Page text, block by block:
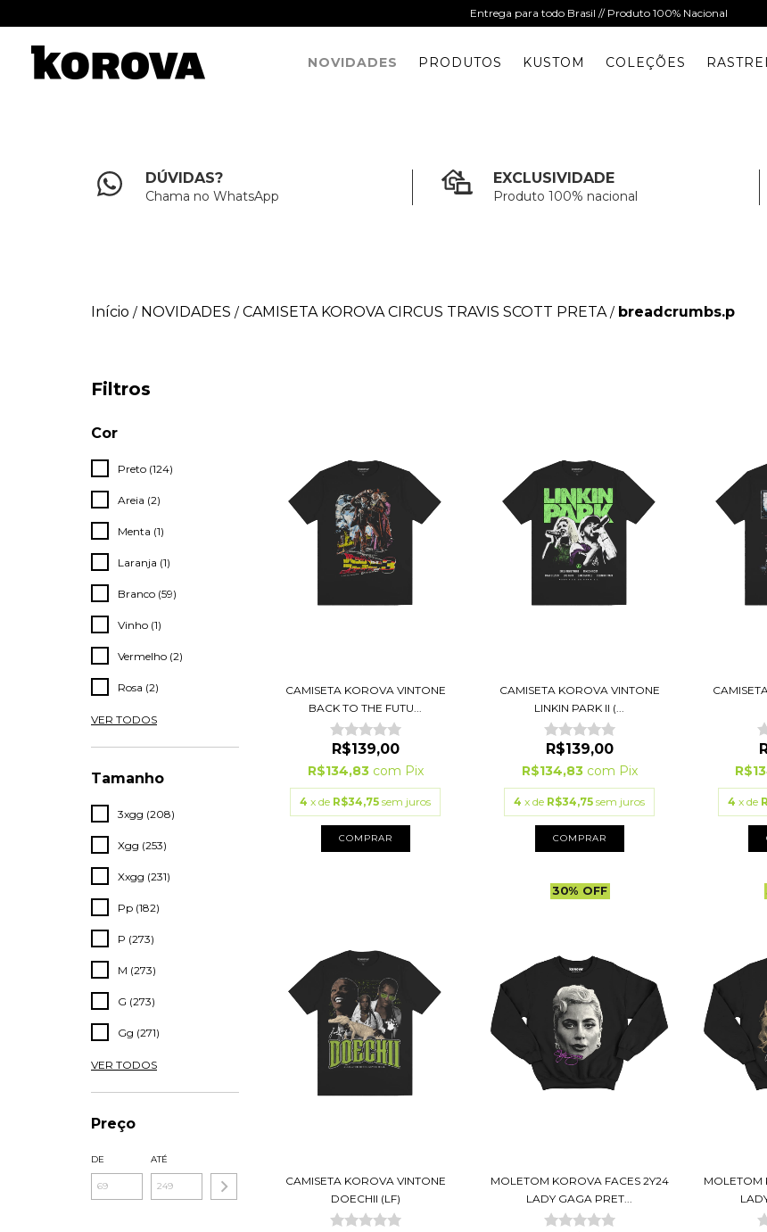
Entrega para todo Brasil // Produto 100% Nacional
NOVIDADES PRODUTOS KUSTOM COLEÇÕES
DÚVIDAS?
Chama no WhatsApp
EXCLUSIVIDADE
Produto 100% nacional
Início / NOVIDADES / CAMISETA KOROVA CIRCUS TRAVIS SCOTT PRETA / breadcrumbs.p
Filtros
Cor
Preto (124)
Areia (2)
Menta (1)
Laranja (1)
Branco (59)
Vinho (1)
Vermelho (2)
Rosa (2)
VER TODOS
Tamanho
3xgg (208)
Xgg (253)
Xxgg (231)
Pp (182)
P (273)
M (273)
G (273)
Gg (271)
VER TODOS
Preço
DE ATÉ
CAMISETA KOROVA VINTONE
BACK TO THE FUTU...
R$139,00
R$134,83 com Pix
4 x de R$34,75 sem juros
COMPRAR
CAMISETA KOROVA VINTONE
LINKIN PARK II (...
R$139,00
R$134,83 com Pix
4 x de R$34,75 sem juros
COMPRAR
4 x de
CAMISETA KOROVA VINTONE
DOECHII (LF)
30% OFF
MOLETOM KOROVA FACES 2Y24
LADY GAGA PRET...
MOLETOM